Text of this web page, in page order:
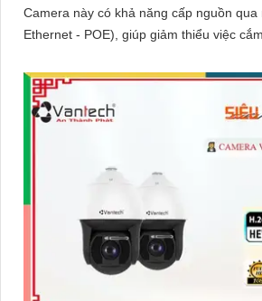
Camera này có khả năng cấp nguồn
Ethernet - POE), giúp giảm thiểu việc